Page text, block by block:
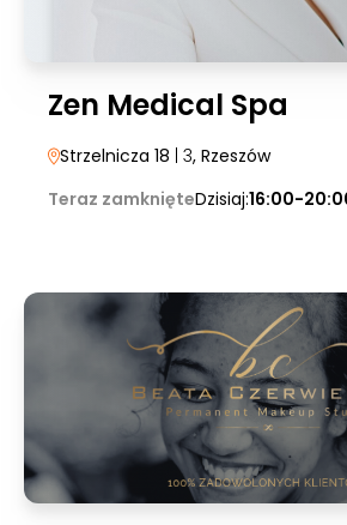
Zen Medical Spa
Strzelnicza 18 | 3, Rzeszów
Teraz zamknięteDzisiaj:16:00-